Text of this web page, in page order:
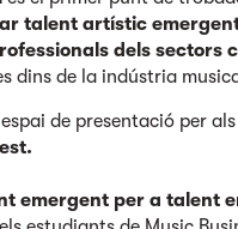
talent artístic
dels sectors
dins de la indústria
espai de presentació per
emergent per a talent